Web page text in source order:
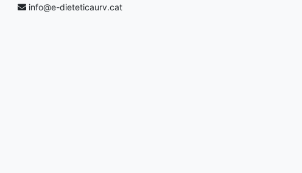
info@e-dieteticaurv.cat